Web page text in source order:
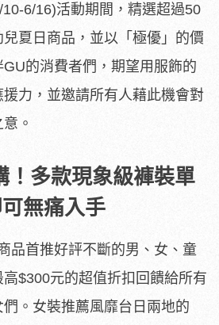
6/16)活動期間，精選超過50
夏日商品，並以「極優」的價
的消費者們，期望用服飾的
力，並邀請所有人藉此機會對
。
！多款現象級褲裝單
無痛入手
品首推好評不斷的男、女、童
$300元的超值折扣回饋給所有
。女裝推薦風靡台日兩地的